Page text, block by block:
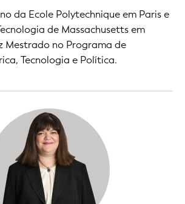
da Ecole Polytechnique em Paris e
de Massachusetts em
Mestrado no Programa de
Tecnologia e Política.